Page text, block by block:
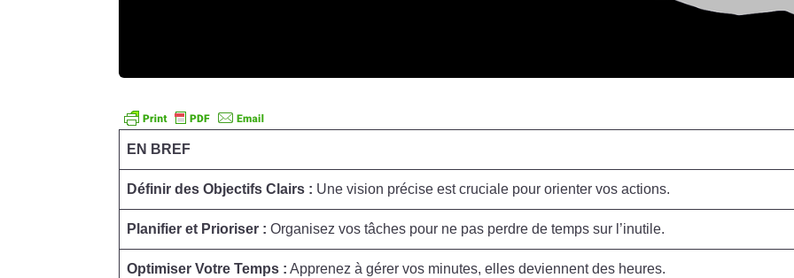
EN BREF
Définir des Objectifs Clairs : Une vision précise est cruciale pour orienter vos actions.
Planifier et Prioriser : Organisez vos tâches pour ne pas perdre de temps sur l’inutile.
Optimiser Votre Temps : Apprenez à gérer vos minutes, elles deviennent des heures.